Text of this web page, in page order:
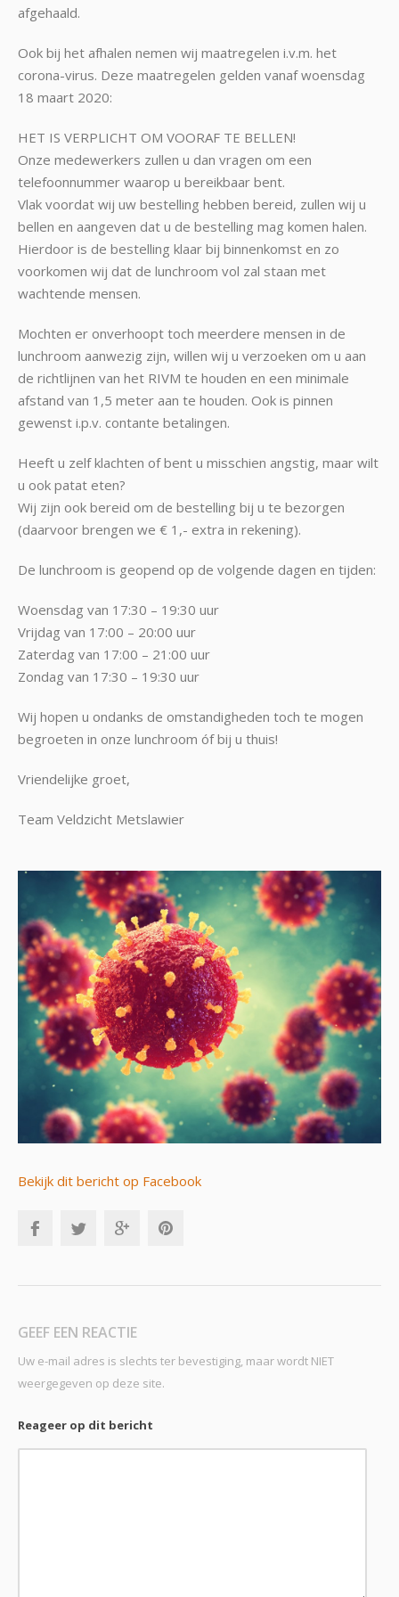
afgehaald.
Ook bij het afhalen nemen wij maatregelen i.v.m. het
corona-virus. Deze maatregelen gelden vanaf woensdag
18 maart 2020:
HET IS VERPLICHT OM VOORAF TE BELLEN!
Onze medewerkers zullen u dan vragen om een
telefoonnummer waarop u bereikbaar bent.
Vlak voordat wij uw bestelling hebben bereid, zullen wij u
bellen en aangeven dat u de bestelling mag komen halen.
Hierdoor is de bestelling klaar bij binnenkomst en zo
voorkomen wij dat de lunchroom vol zal staan met
wachtende mensen.
Mochten er onverhoopt toch meerdere mensen in de
lunchroom aanwezig zijn, willen wij u verzoeken om u aan
de richtlijnen van het RIVM te houden en een minimale
afstand van 1,5 meter aan te houden. Ook is pinnen
gewenst i.p.v. contante betalingen.
Heeft u zelf klachten of bent u misschien angstig, maar wilt
u ook patat eten?
Wij zijn ook bereid om de bestelling bij u te bezorgen
(daarvoor brengen we € 1,- extra in rekening).
De lunchroom is geopend op de volgende dagen en tijden:
Woensdag van 17:30 – 19:30 uur
Vrijdag van 17:00 – 20:00 uur
Zaterdag van 17:00 – 21:00 uur
Zondag van 17:30 – 19:30 uur
Wij hopen u ondanks de omstandigheden toch te mogen
begroeten in onze lunchroom óf bij u thuis!
Vriendelijke groet,
Team Veldzicht Metslawier
Bekijk dit bericht op Facebook
GEEF EEN REACTIE
Uw e-mail adres is slechts ter bevestiging, maar wordt NIET
weergegeven op deze site.
Reageer op dit bericht